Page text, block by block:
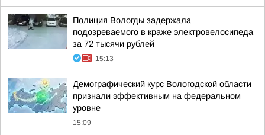
Полиция Вологды задержала
подозреваемого в краже электровелосипеда
за 72 тысячи рублей
15:13
Демографический курс Вологодской области
признали эффективным на федеральном
уровне
15:09